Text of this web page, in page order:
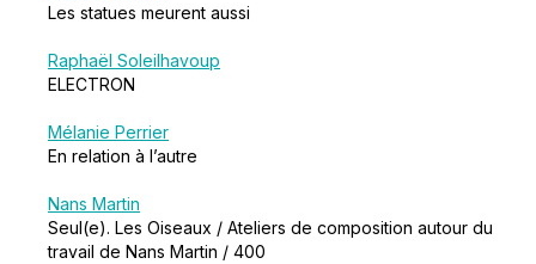
Les statues meurent aussi
Raphaël Soleilhavoup
ELECTRON
Mélanie Perrier
En relation à l’autre
Nans Martin
Seul(e). Les Oiseaux / Ateliers de composition autour du
travail de Nans Martin / 400